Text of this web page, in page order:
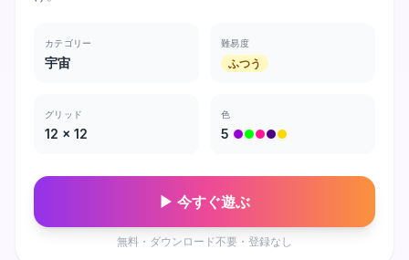
カテゴリー
宇宙
難易度
ふつう
グリッド
12 × 12
色
5
▶ 今すぐ遊ぶ
無料・ダウンロード不要・登録なし